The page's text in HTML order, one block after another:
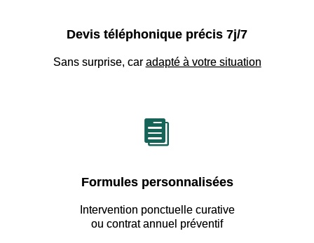
Devis téléphonique précis 7j/7
Sans surprise, car adapté à votre situation

Formules personnalisées
Intervention ponctuelle curative
ou contrat annuel préventif